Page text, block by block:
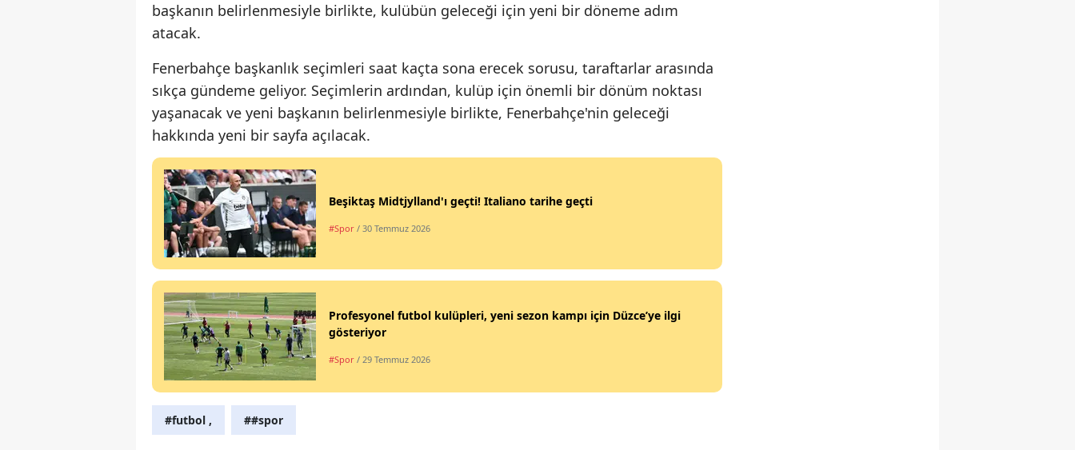
Ordu
Sakarya
Samsun
Tokat
Trabzon
başkanın belirlenmesiyle birlikte, kulübün geleceği için yeni bir döneme adım
atacak.
Fenerbahçe başkanlık seçimleri saat kaçta sona erecek sorusu, taraftarlar arasında
sıkça gündeme geliyor. Seçimlerin ardından, kulüp için önemli bir dönüm noktası
yaşanacak ve yeni başkanın belirlenmesiyle birlikte, Fenerbahçe'nin geleceği
hakkında yeni bir sayfa açılacak.
Beşiktaş Midtjylland'ı geçti! Italiano tarihe geçti
#Spor / 30 Temmuz 2026
Profesyonel futbol kulüpleri, yeni sezon kampı için Düzce’ye ilgi
gösteriyor
#Spor / 29 Temmuz 2026
#futbol , ##spor